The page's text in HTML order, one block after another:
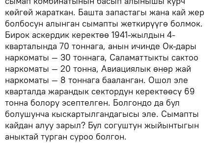
көйгөй жараткан. Башта запастагы жана кай жер
болбосун алынган сымапты жеткирүүгө болмок.
Бирок аскердик керектөө 1941-жылдын 4-
кварталында 70 тоннага, анын ичинде Ок-дары
наркоматы — 30 тоннага, Саламаттыкты сактоо
наркоматы — 20 тонна, Авиациялык өнөр жай
наркоматы — 8 тоннага бааланган. Ошол эле
кварталда жарандык сектордун керектөөсү 69
тонна болору эсептелген. Болгондо да бул
болушунча кыскартылгандагысы эле. Сымапты
кайдан алуу зарыл? Бул согуштун жыйынтыгын
аныктай турган суроо болгон.